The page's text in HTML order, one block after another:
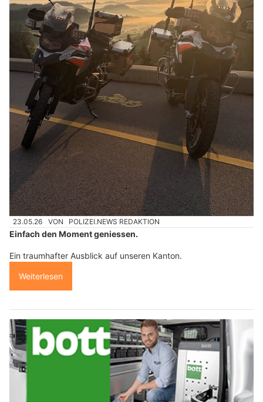
23.05.26 VON POLIZEI.NEWS REDAKTION
Einfach den Moment geniessen.
Ein traumhafter Ausblick auf unseren Kanton.
Weiterlesen